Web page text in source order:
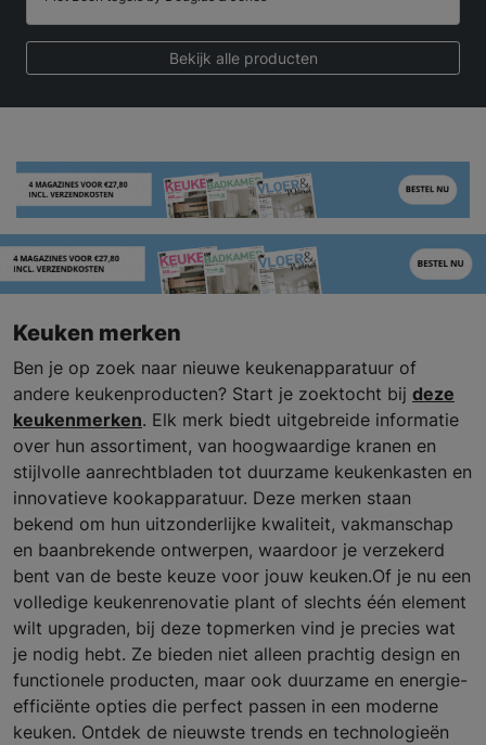
Bekijk alle producten
Keuken merken
Ben je op zoek naar nieuwe keukenapparatuur of
andere keukenproducten? Start je zoektocht bij deze
keukenmerken. Elk merk biedt uitgebreide informatie
over hun assortiment, van hoogwaardige kranen en
stijlvolle aanrechtbladen tot duurzame keukenkasten en
innovatieve kookapparatuur. Deze merken staan
bekend om hun uitzonderlijke kwaliteit, vakmanschap
en baanbrekende ontwerpen, waardoor je verzekerd
bent van de beste keuze voor jouw keuken.Of je nu een
volledige keukenrenovatie plant of slechts één element
wilt upgraden, bij deze topmerken vind je precies wat
je nodig hebt. Ze bieden niet alleen prachtig design en
functionele producten, maar ook duurzame en energie-
efficiënte opties die perfect passen in een moderne
keuken. Ontdek de nieuwste trends en technologieën